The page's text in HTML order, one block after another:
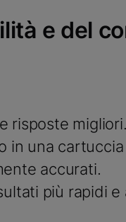
e del
risposte
una
accurati.
più rapidi e